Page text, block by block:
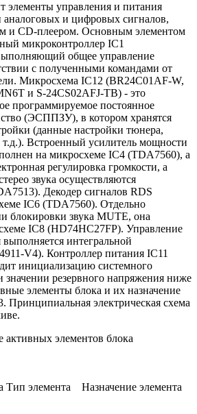
элементы управления и питания
аналоговых и цифровых сигналов,
и CD-плеером. Основным элементом
микроконтроллер IC1
общее управление
с полученными командами от
Микросхема IC12 (BR24C01AF-W,
и S-24CS02AFJ-TB) - это
программируемое постоянное
(ЭСППЗУ), в котором хранятся
(данные настройки тюнера,
Встроенный усилитель мощности
на микросхеме IC4 (TDA7560), а
регулировка громкости, а
звука осуществляются
Декодер сигналов RDS
IC6 (TDA7560). Отдельно
блокировки звука MUTE, она
IC8 (HD74HC27FP). Управление
интегральной
V4). Контроллер питания IC11
инициализацию системного
значении резервного напряжения ниже
элементы блока и их назначение
Принципиальная электрическая схема
активных элементов блока
Тип элемента Назначение элемента